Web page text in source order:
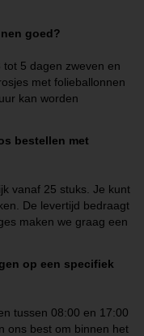
goed?
5 dagen zweven en
met folieballonnen
kan worden
bestellen met
vanaf 25 stuks. Je kunt
De levertijd bedraagt
maken we graag een
op een specifiek
tussen 08:00 en 17:00
ons best om binnen het